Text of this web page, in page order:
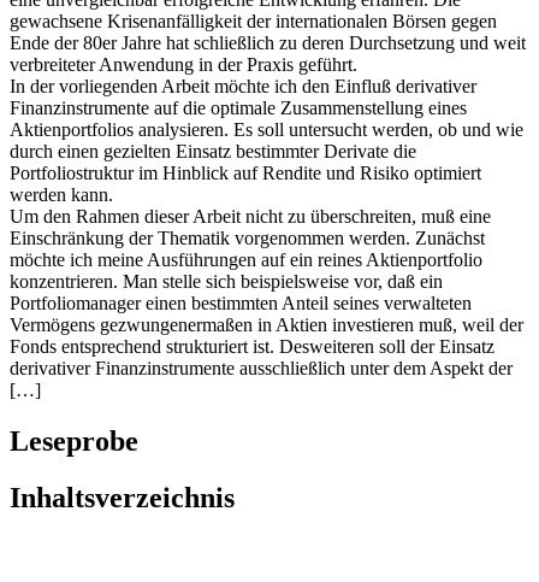
gewachsene Krisenanfälligkeit der internationalen Börsen gegen
Ende der 80er Jahre hat schließlich zu deren Durchsetzung und weit
verbreiteter Anwendung in der Praxis geführt.
In der vorliegenden Arbeit möchte ich den Einfluß derivativer
Finanzinstrumente auf die optimale Zusammenstellung eines
Aktienportfolios analysieren. Es soll untersucht werden, ob und wie
durch einen gezielten Einsatz bestimmter Derivate die
Portfoliostruktur im Hinblick auf Rendite und Risiko optimiert
werden kann.
Um den Rahmen dieser Arbeit nicht zu überschreiten, muß eine
Einschränkung der Thematik vorgenommen werden. Zunächst
möchte ich meine Ausführungen auf ein reines Aktienportfolio
konzentrieren. Man stelle sich beispielsweise vor, daß ein
Portfoliomanager einen bestimmten Anteil seines verwalteten
Vermögens gezwungenermaßen in Aktien investieren muß, weil der
Fonds entsprechend strukturiert ist. Desweiteren soll der Einsatz
derivativer Finanzinstrumente ausschließlich unter dem Aspekt der
[…]
Leseprobe
Inhaltsverzeichnis